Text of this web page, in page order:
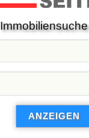
Immobiliensuche